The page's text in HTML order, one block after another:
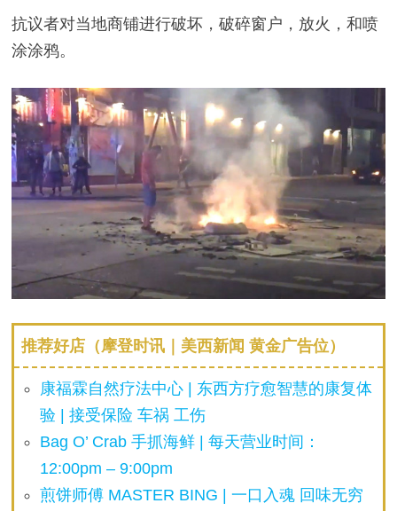
抗议者对当地商铺进行破坏，破碎窗户，放火，和喷
涂涂鸦。
推荐好店（摩登时讯｜美西新闻 黄金广告位）
康福霖自然疗法中心 | 东西方疗愈智慧的康复体
验 | 接受保险 车祸 工伤
Bag O’ Crab 手抓海鲜 | 每天营业时间：
12:00pm – 9:00pm
煎饼师傅 MASTER BING | 一口入魂 回味无穷